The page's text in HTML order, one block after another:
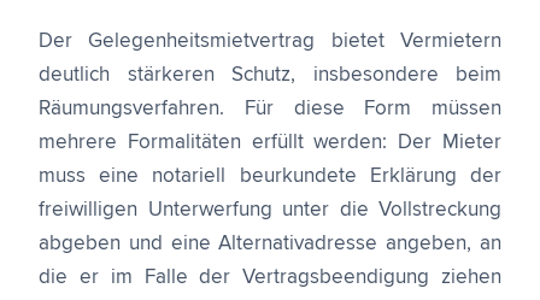
Der Gelegenheitsmietvertrag bietet Vermietern
deutlich stärkeren Schutz, insbesondere beim
Räumungsverfahren. Für diese Form müssen
mehrere Formalitäten erfüllt werden: Der Mieter
muss eine notariell beurkundete Erklärung der
freiwilligen Unterwerfung unter die Vollstreckung
abgeben und eine Alternativadresse angeben, an
die er im Falle der Vertragsbeendigung ziehen